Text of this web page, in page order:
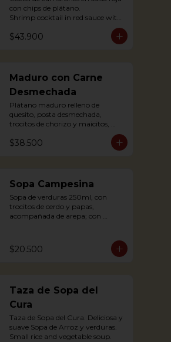
con chips de plátano.
Shrimp cocktail in red sauce with
$43.900
Maduro con Carne
Desmechada
Plátano maduro relleno de
quesito, posta desmechada,
trocitos de chorizo y maicitos,
rallado.
Sweet plantain filled with cheese,
cheese.
$38.500
Sopa Campesina
Sopa de verduras 250ml, con
trocitos de cerdo y papas,
acompañada de arepa; con
chunks and potatoes,
accompanied by arepa; with pork
$20.500
Taza de Sopa del
Cura
Taza de Sopa del Cura. Deliciosa y
suave Sopa de Arroz y verduras.
Small rice and vegetable soup.